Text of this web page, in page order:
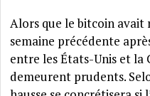
Alors que le bitcoin avait
semaine précédente
entre les États-Unis et la
demeurent prudents.